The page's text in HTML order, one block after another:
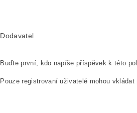
Dodavatel
Buďte první, kdo napíše příspěvek k této
Pouze registrovaní uživatelé mohou